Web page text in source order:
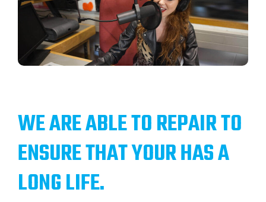
WE ARE ABLE TO REPAIR TO
ENSURE THAT YOUR HAS A
LONG LIFE.